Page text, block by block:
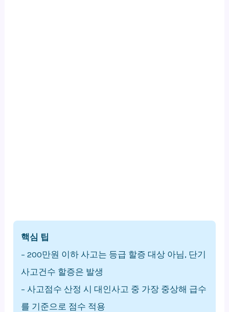
핵심 팁
– 200만원 이하 사고는 등급 할증 대상 아님, 단기
사고건수 할증은 발생
– 사고점수 산정 시 대인사고 중 가장 중상해 급수
를 기준으로 점수 적용